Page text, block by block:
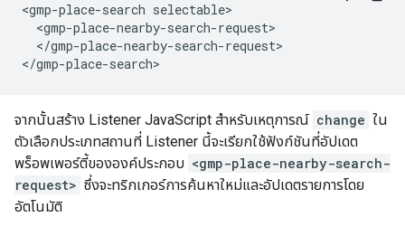
<gmp-place-search selectable>
  <gmp-place-nearby-search-request>
  </gmp-place-nearby-search-request>
จากนั้นสร้าง Listener JavaScript สำหรับเหตุการณ์ change ใน
ตัวเลือกประเภทสถานที่ Listener นี้จะเรียกใช้ฟังก์ชันที่อัปเดต
พร็อพเพอร์ตี้ขององค์ประกอบ <gmp-place-nearby-search-
request> ซึ่งจะทริกเกอร์การค้นหาใหม่และอัปเดตรายการโดย
อัตโนมัติ